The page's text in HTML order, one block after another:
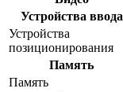
Устройства ввода
Устройства
позиционирования
Память
Память